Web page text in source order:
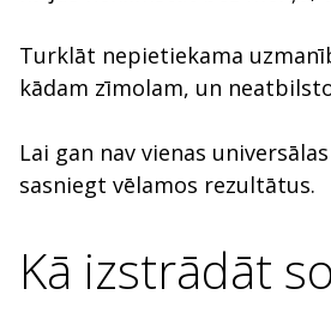
Turklāt nepietiekama
kādam zīmolam, un
Lai gan nav vienas
sasniegt vēlamos rezultātus.
Kā izstrādāt